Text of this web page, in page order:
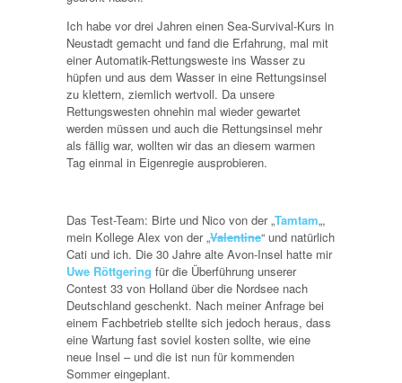
Ich habe vor drei Jahren einen Sea-Survival-Kurs in
Neustadt gemacht und fand die Erfahrung, mal mit
einer Automatik-Rettungsweste ins Wasser zu
hüpfen und aus dem Wasser in eine Rettungsinsel
zu klettern, ziemlich wertvoll. Da unsere
Rettungswesten ohnehin mal wieder gewartet
werden müssen und auch die Rettungsinsel mehr
als fällig war, wollten wir das an diesem warmen
Tag einmal in Eigenregie ausprobieren.
Das Test-Team: Birte und Nico von der „Tamtam„,
mein Kollege Alex von der „Valentine“ und natürlich
Cati und ich. Die 30 Jahre alte Avon-Insel hatte mir
Uwe Röttgering für die Überführung unserer
Contest 33 von Holland über die Nordsee nach
Deutschland geschenkt. Nach meiner Anfrage bei
einem Fachbetrieb stellte sich jedoch heraus, dass
eine Wartung fast soviel kosten sollte, wie eine
neue Insel – und die ist nun für kommenden
Sommer eingeplant.